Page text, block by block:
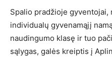
Spalio pradžioje
individualų gyvenamąjį
naudingumo klasę ir tuo
sąlygas, galės kreiptis į